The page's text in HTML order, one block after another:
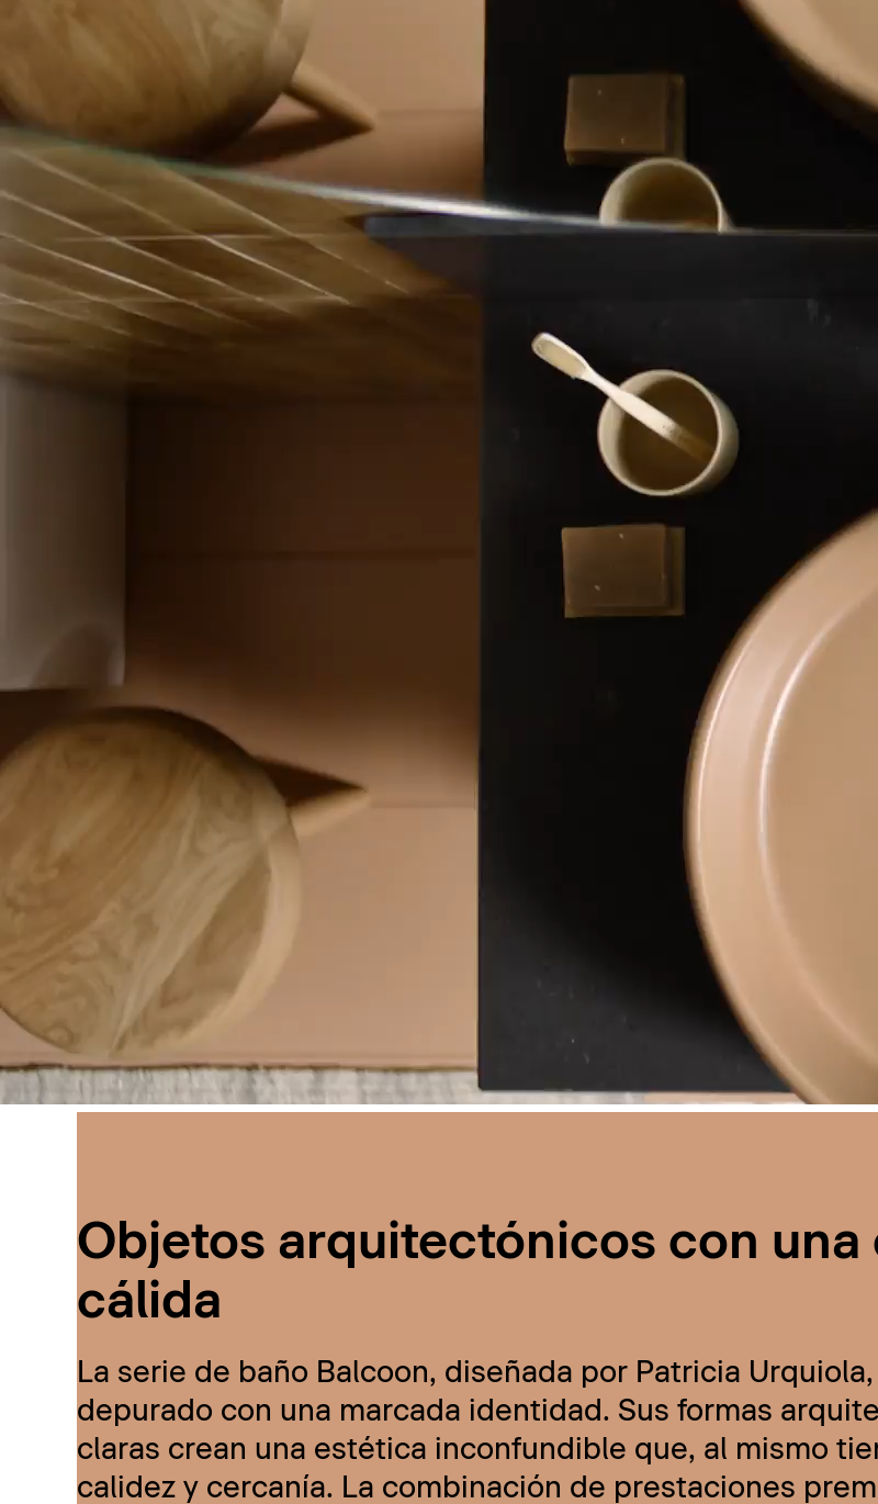
Objetos arquitectónicos con una
cálida
La serie de baño Balcoon, diseñada por Patricia
depurado con una marcada identidad. Sus formas
claras crean una estética inconfundible que, al mismo
calidez y cercanía. La combinación de prestaciones